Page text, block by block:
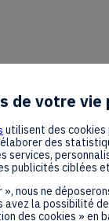
de votre vie
utilisent des
des
services,
publicités ciblées
nous ne
avez la possibilité
des cookies » en